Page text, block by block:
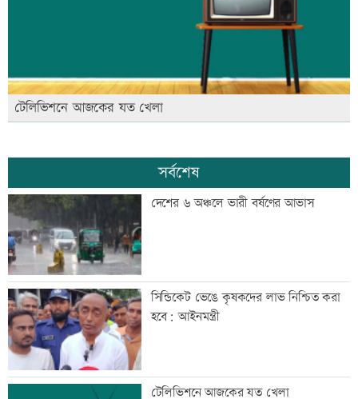
টেলিভিশনে আজকের যত খেলা
সর্বশেষ
দেশের ৬ অঞ্চলে ভারী বর্ষণের আভাস
সিন্ডিকেট ভেঙে কৃষকদের লাভ নিশ্চিত করা
হবে: আইনমন্ত্রী
টেলিভিশনে আজকের যত খেলা